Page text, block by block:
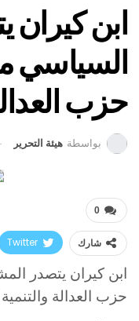
ابن كيران
السياسي
حزب
بواسطة هيئة التحرير
0
شارك Twitter
البريدابن كيران يتصدر
حزب العدالة